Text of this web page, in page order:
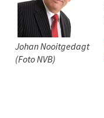
Johan Nooitgedagt
(Foto NVB)